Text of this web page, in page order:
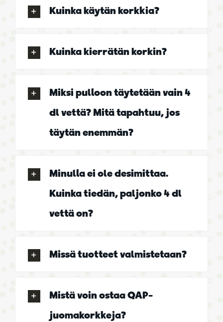
Kuinka käytän korkkia?
Kuinka kierrätän korkin?
Miksi pulloon täytetään vain 4
dl vettä? Mitä tapahtuu, jos
täytän enemmän?
Minulla ei ole desimittaa.
Kuinka tiedän, paljonko 4 dl
vettä on?
Missä tuotteet valmistetaan?
Mistä voin ostaa QAP-
juomakorkkeja?